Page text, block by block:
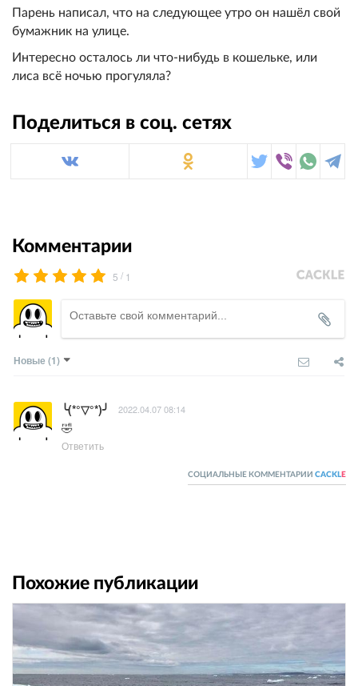
Парень написал, что на следующее утро он нашёл свой
бумажник на улице.
Интересно осталось ли что-нибудь в кошельке, или
лиса всё ночью прогуляла?
Поделиться в соц. сетях
Комментарии
5 / 1
Новые (1)
╰(*°▽°*)╯ 2022.04.07 08:14
🤣
Ответить
СОЦИАЛЬНЫЕ КОММЕНТАРИИ CACKL E
Похожие публикации